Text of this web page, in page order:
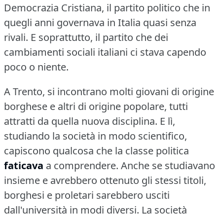
Democrazia Cristiana, il partito politico che in
quegli anni governava in Italia quasi senza
rivali. E soprattutto, il partito che dei
cambiamenti sociali italiani ci stava capendo
poco o niente.
A Trento, si incontrano molti giovani di origine
borghese e altri di origine popolare, tutti
attratti da quella nuova disciplina. E lì,
studiando la società in modo scientifico,
capiscono qualcosa che la classe politica
faticava a comprendere. Anche se studiavano
insieme e avrebbero ottenuto gli stessi titoli,
borghesi e proletari sarebbero usciti
dall'università in modi diversi. La società